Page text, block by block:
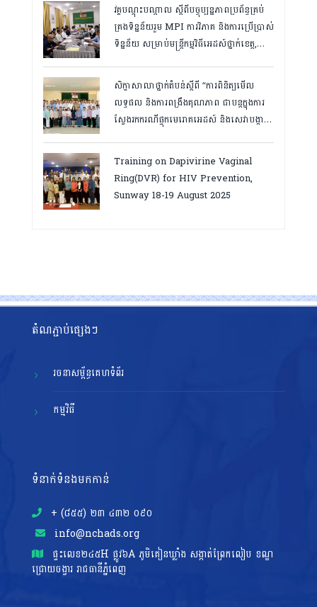
វគ្គបណ្ដុះបណ្តាល ស្តីពីបច្ចុប្បន្នភាពប្រព័ន្ធគ្រប់
គ្រងទិន្នន័យរួម MPI ការវិភាគ និងការប្រើប្រាស់
ទិន្នន័យ សម្រាប់មន្រ្តីកម្មវិធីអេដស៍ថ្នាក់ខេត្ត,
សិក្ខាសាលាថ្នាក់តំបន់ស្តីពី “ការពិនិត្យមើល
លទ្ធផល និងការពង្រឹងគុណភាព ជាបន្តក្នុងការ
ស្វែងរកករណីផ្ទុកមេរោគអេដស៍ និងសេវាបង្ការ
សម្រេចគោលដៅ ៩៥-៩៥-៩៥”, តាកែវ
ថ្ងៃទី១២-១៣ សីហា ២០២៥
Training on Dapivirine Vaginal
Ring(DVR) for HIV Prevention,
Sunway 18-19 August 2025
តំណភ្ជាប់ផ្សេងៗ
រចនាសម្ព័ន្ធគេហទំព័រ
កម្មវិធី
ទំនាក់ទំនងមកកាន់
+ (៨៥៥)​ ២៣​ ៤៣២ ០៩០
info@nchads.org
ផ្ទះ​លេខ២៤៥H ផ្លូវ៦A ភូមិគៀនឃ្លាំង សង្កាត់ព្រែកលៀប ខណ្ឌ
ជ្រោយចង្វារ រាជធានីភ្នំពេញ